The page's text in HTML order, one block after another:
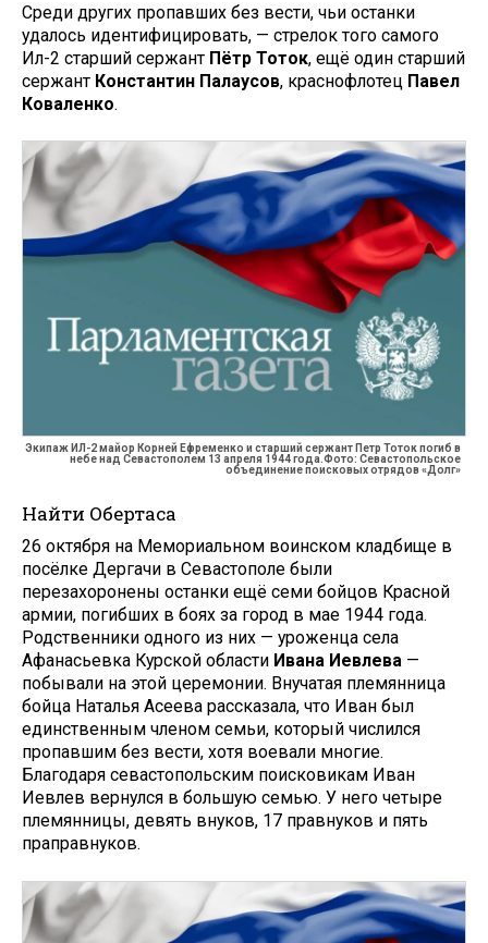
Среди других пропавших без вести, чьи останки
удалось идентифицировать, — стрелок того самого
Ил-2 старший сержант Пётр Тоток, ещё один старший
сержант Константин Палаусов, краснофлотец Павел
Коваленко.
Экипаж ИЛ-2 майор Корней Ефременко и старший сержант Петр Тоток погиб в
небе над Севастополем 13 апреля 1944 года.Фото: Севастопольское
объединение поисковых отрядов «Долг»
Найти Обертаса
26 октября на Мемориальном воинском кладбище в
посёлке Дергачи в Севастополе были
перезахоронены останки ещё семи бойцов Красной
армии, погибших в боях за город в мае 1944 года.
Родственники одного из них — уроженца села
Афанасьевка Курской области Ивана Иевлева —
побывали на этой церемонии. Внучатая племянница
бойца Наталья Асеева рассказала, что Иван был
единственным членом семьи, который числился
пропавшим без вести, хотя воевали многие.
Благодаря севастопольским поисковикам Иван
Иевлев вернулся в большую семью. У него четыре
племянницы, девять внуков, 17 правнуков и пять
праправнуков.